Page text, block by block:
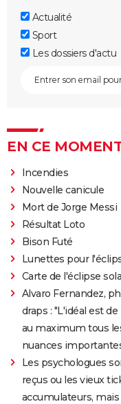
Actualité
Sport
Les dossiers d'actu
EN CE
Incendies
Nouvelle canicule
Mort de Jorge Messi
Résultat Loto
Bison Futé
Lunettes pour
Carte de l'éclipse
Alvaro Fernandez,
draps : "L'idéal est
au maximum tous
nuances
Les psychologues
reçus ou les vieux
accumulateurs,